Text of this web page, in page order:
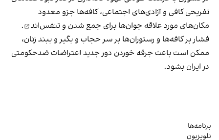
تفریحی کافی و آزادی‌های اجتماعی، کافه‌ها جزو معدود
مکان‌های مورد علاقه جوان‌ها برای جمع شدن و تنفس‌اند
.
فشار بر کافه‌ها و رستوران‌ها بر سر حجاب و بگیر و ببند زنان،
ممکن است باعث جرقه خوردن دور جدید اعتراضات ضدحکومتی
در ایران بشود.
برنامه‌ها
تلویزیون